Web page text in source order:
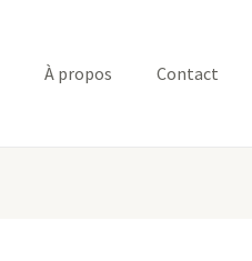
À propos Contact